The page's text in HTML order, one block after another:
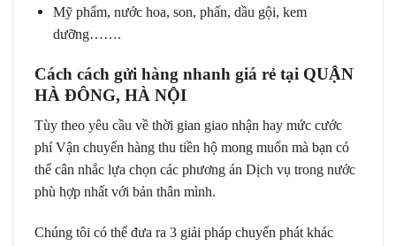
Mỹ phẩm, nước hoa, son, phấn, dầu gội, kem
dưỡng…….
Cách cách gửi hàng nhanh giá rẻ tại QUẬN
HÀ ĐÔNG, HÀ NỘI
Tùy theo yêu cầu về thời gian giao nhận hay mức cước
phí Vận chuyển hàng thu tiền hộ mong muốn mà bạn có
thể cân nhắc lựa chọn các phương án Dịch vụ trong nước
phù hợp nhất với bản thân mình.
Chúng tôi có thể đưa ra 3 giải pháp chuyển phát khác